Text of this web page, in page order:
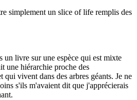
simplement un slice of life remplis des
un livre sur une espèce qui est mixte
une hiérarchie proche des
qui vivent dans des arbres géants. Je ne
s'ils m'avaient dit que j'apprécierais